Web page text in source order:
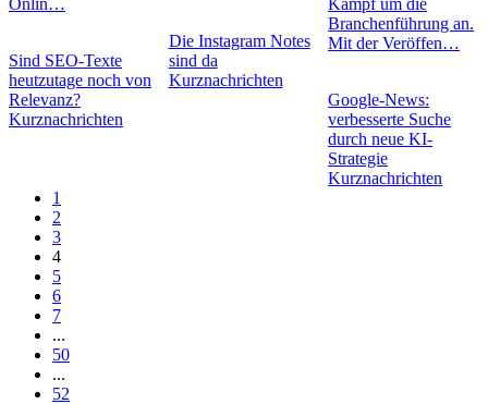
Sind SEO-Texte
heutzutage noch von
Relevanz?
Kurznachrichten
Die Instagram Notes
sind da
Kurznachrichten
Branchenführung an.
Mit der Veröffen…
Google-News:
verbesserte Suche
durch neue KI-
Strategie
Kurznachrichten
1
2
3
4
5
6
7
...
50
...
52